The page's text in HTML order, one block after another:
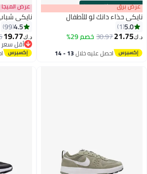
00m:00s
·باقي 100% عرض برق
نايكي حذاء دانك لو للأطفال
5.0
1
د.ك‏21.75
30.97خصم 29%
احصل عليه خلال 13 - 14
11
عرض
نايكي شباب
4.5
99
د.ك‏19.77
أقل
أقل